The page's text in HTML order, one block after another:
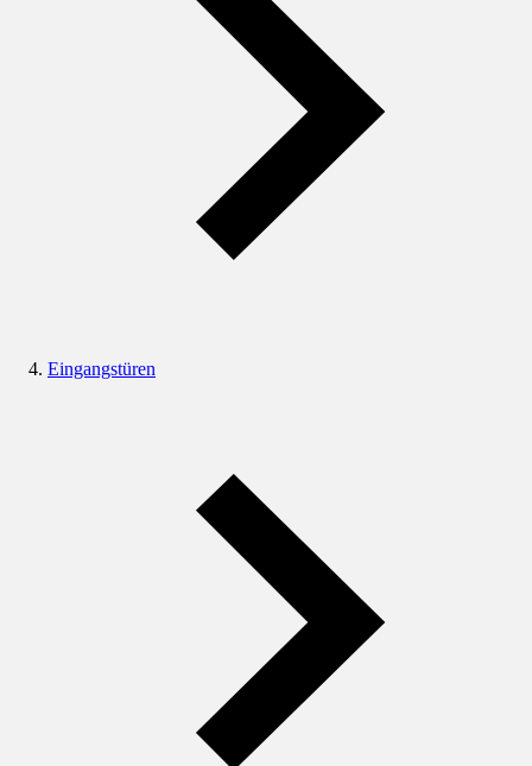
Eingangstüren